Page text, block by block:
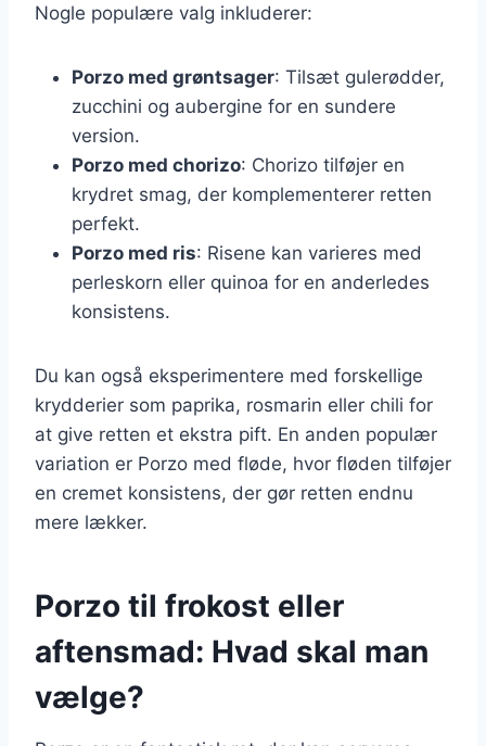
Nogle populære valg inkluderer:
Porzo med grøntsager: Tilsæt gulerødder,
zucchini og aubergine for en sundere
version.
Porzo med chorizo: Chorizo tilføjer en
krydret smag, der komplementerer retten
perfekt.
Porzo med ris: Risene kan varieres med
perleskorn eller quinoa for en anderledes
konsistens.
Du kan også eksperimentere med forskellige
krydderier som paprika, rosmarin eller chili for
at give retten et ekstra pift. En anden populær
variation er Porzo med fløde, hvor fløden tilføjer
en cremet konsistens, der gør retten endnu
mere lækker.
Porzo til frokost eller
aftensmad: Hvad skal man
vælge?